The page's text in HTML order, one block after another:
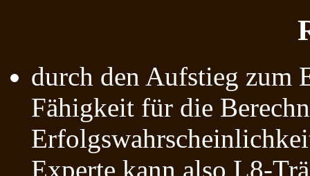
durch den Aufstieg zum
Fähigkeit für die
Experte kann also L8-